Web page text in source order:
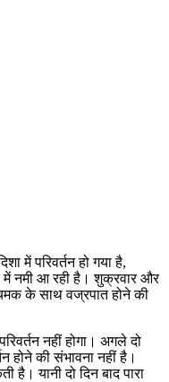
में परिवर्तन हो गया है,
में नमी आ रही है। शुक्रवार और
के साथ वज्रपात होने की
नहीं होगा। अगले दो
होने की संभावना नहीं है।
है। यानी दो दिन बाद पारा